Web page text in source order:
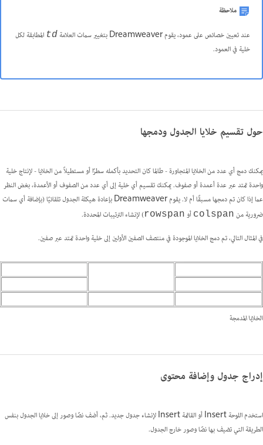
ملاحظة
عند تعيين خصائص على عمود، يقوم Dreamweaver بتغيير سمات العلامة
td المطابقة لكل
خلية في العمود.
حول تقسيم خلايا الجدول ودمجها
يمكنك دمج أي عدد من الخلايا المتجاورة - طالما كان التحديد بأكمله سطرًا أو مستطيلاً من الخلايا - لإنتاج خلية
واحدة تمتد عبر عدة أعمدة أو صفوف. يمكنك تقسيم أي خلية إلى أي عدد من الصفوف أو الأعمدة، بغض النظر
عما إذا كان تم دمجها مسبقًا أم لا. يقوم Dreamweaver بإعادة هيكلة الجدول تلقائيًا (بإضافة أي سمات
ضرورية من colspan أو rowspan) لإنشاء الترتيبات المحددة.
في المثال التالي، تم دمج الخلايا الموجودة في منتصف الصفين الأولين إلى خلية واحدة تمتد عبر صفين.
الخلايا المدمجة
إدراج جدول وإضافة محتوى
استخدم اللوحة Insert أو القائمة Insert لإنشاء جدول جديد. ثم، أضف نصًا وصور إلى خلايا الجدول بنفس
الطريقة التي تضيف بها نصًا وصور خارج الجدول.